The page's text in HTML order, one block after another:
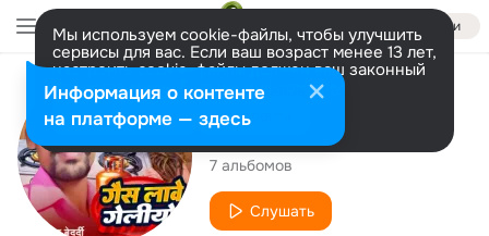
Войти
Мы используем cookie-файлы, чтобы улучшить
сервисы для вас. Если ваш возраст менее 13 лет,
настроить cookie-файлы должен ваш законный
представитель. Больше информации
Разрешить все Настроить
Исполнитель
Lalan Bedardi
7 альбомов
Слушать
Информация о контенте
на платформе — здесь